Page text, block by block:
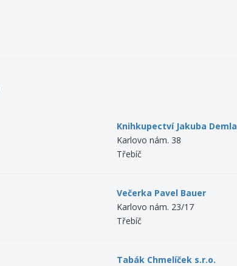
Knihkupectví Jakuba Demla
Karlovo nám. 38
Třebíč
Večerka Pavel Bauer
Karlovo nám. 23/17
Třebíč
Tabák Chmelíček s.r.o.